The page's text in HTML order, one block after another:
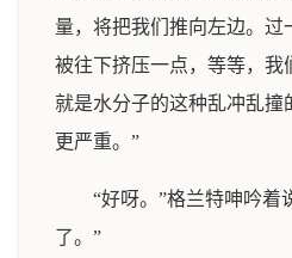
量，将把我们推向左边。过
被往下挤压一点，等等，我
就是水分子的这种乱冲乱撞
更严重。”
“好呀。”格兰特呻吟着
了。”